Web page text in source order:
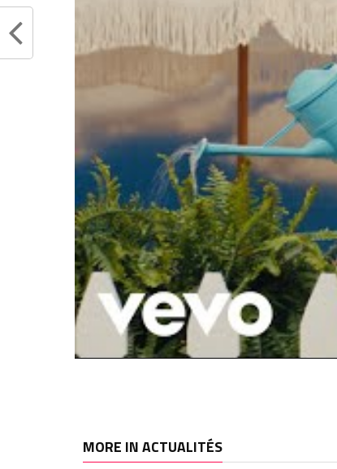
Lonzo Ball dévoile les détails de
son opération au genou
mai 25, 2024
Dans "Actualités"
RELATED TOPICS BASKETBALL
LOS ANGELES LAKERS
NBA NEW
MORE IN ACTUALITÉS